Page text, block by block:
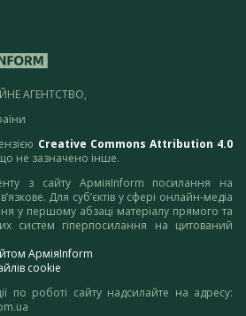
АГЕНТСТВО,
Creative Commons Attribution 4.0
не зазначено інше.
з сайту АрміяInform посилання на
Для суб’єктів у сфері онлайн-медіа
у першому абзаці матеріалу прямого та
систем гіперпосилання на цитований
АрміяInform
cookie
по роботі сайту надсилайте на адресу: